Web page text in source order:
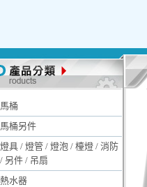
馬桶
馬桶另件
燈具 / 燈管 / 燈泡 / 檯燈 / 消防
/ 另件 / 吊扇
熱水器